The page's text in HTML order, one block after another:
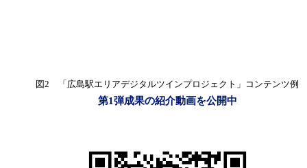
図2 「広島駅エリアデジタルツインプロジェクト」コンテンツ例
第1弾成果の紹介動画を公開中